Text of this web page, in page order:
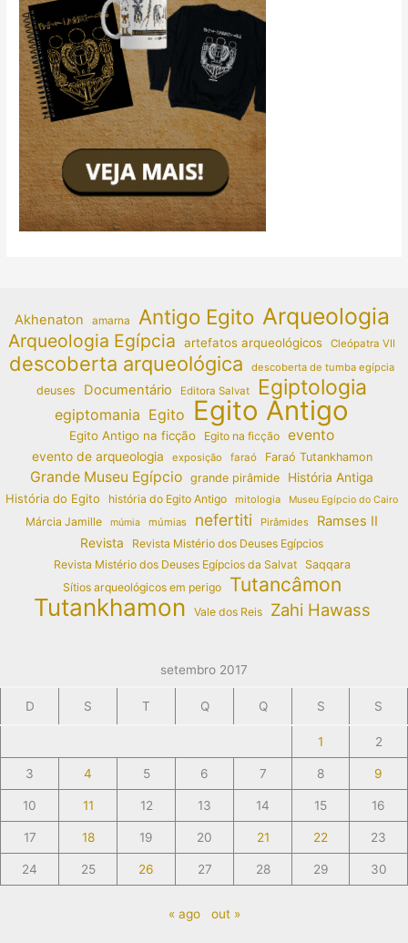
Akhenaton amarna Antigo Egito Arqueologia
Arqueologia Egípcia artefatos arqueológicos Cleópatra VII
descoberta arqueológica descoberta de tumba egípcia
deuses Documentário Editora Salvat Egiptologia
egiptomania Egito Egito Antigo
Egito Antigo na ficção Egito na ficção evento
evento de arqueologia exposição faraó Faraó Tutankhamon
Grande Museu Egípcio grande pirâmide
História Antiga
História do Egito
história do Egito Antigo mitologia Museu Egípcio do Cairo
Márcia Jamille múmia múmias nefertiti Pirâmides Ramses II
Revista
Revista Mistério dos Deuses Egípcios
Revista Mistério dos Deuses Egípcios da Salvat
Saqqara
Sítios arqueológicos em perigo
Tutancâmon
Tutankhamon Vale dos Reis Zahi Hawass
setembro 2017
D S T Q Q S S
1 2
3 4 5 6 7 8 9
10 11 12 13 14 15 16
17 18 19 20 21 22 23
24 25 26 27 28 29 30
« ago out »